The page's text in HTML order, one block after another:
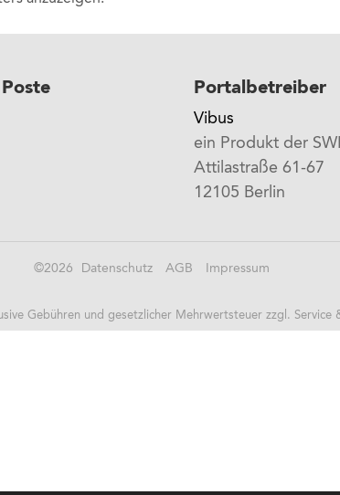
Portalbetreiber
Vibus
ein Produkt der
Attilastraße 61-67
12105 Berlin
©2026 Datenschutz AGB Impressum
Gebühren und gesetzlicher Mehrwertsteuer zzgl. Service